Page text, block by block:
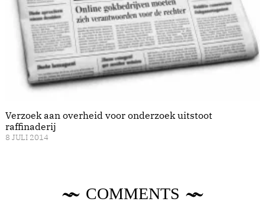
Verzoek aan overheid voor onderzoek uitstoot
raffinaderij
8 JULI 2014
COMMENTS